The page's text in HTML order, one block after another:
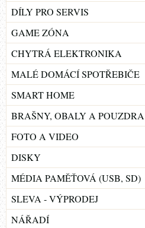
DÍLY PRO SERVIS
GAME ZÓNA
CHYTRÁ ELEKTRONIKA
MALÉ DOMÁCÍ SPOTŘEBIČE
SMART HOME
BRAŠNY, OBALY A POUZDRA
FOTO A VIDEO
DISKY
MÉDIA PAMĚŤOVÁ (USB, SD)
SLEVA - VÝPRODEJ
NÁŘADÍ